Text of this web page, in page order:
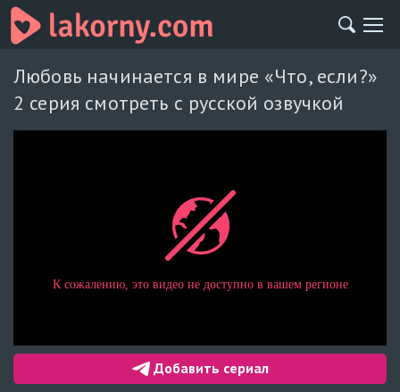
Любовь начинается в мире «Что, если?»
2 серия смотреть с русской озвучкой
Добавить сериал